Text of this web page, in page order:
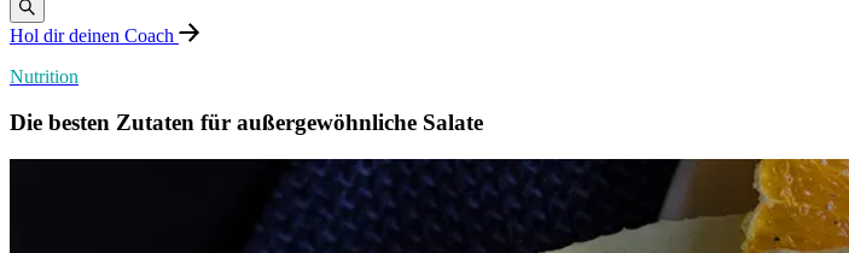
Hol dir deinen Coach
Nutrition
Die besten Zutaten für außergewöhnliche Salate